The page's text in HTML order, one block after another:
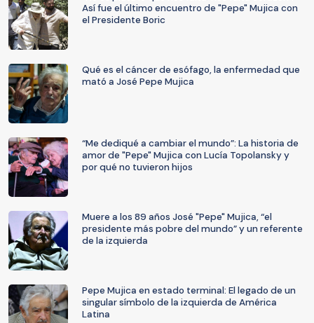
Así fue el último encuentro de "Pepe" Mujica con
el Presidente Boric
Qué es el cáncer de esófago, la enfermedad que
mató a José Pepe Mujica
“Me dediqué a cambiar el mundo”: La historia de
amor de "Pepe" Mujica con Lucía Topolansky y
por qué no tuvieron hijos
Muere a los 89 años José "Pepe" Mujica, “el
presidente más pobre del mundo” y un referente
de la izquierda
Pepe Mujica en estado terminal: El legado de un
singular símbolo de la izquierda de América
Latina